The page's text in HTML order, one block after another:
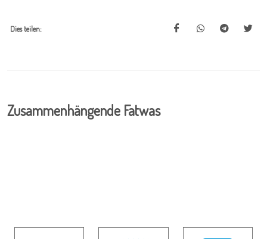
Dies teilen:
Zusammenhängende Fatwas